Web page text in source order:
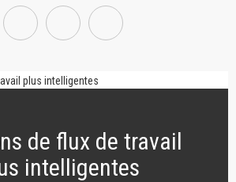
de flux de travail
intelligentes